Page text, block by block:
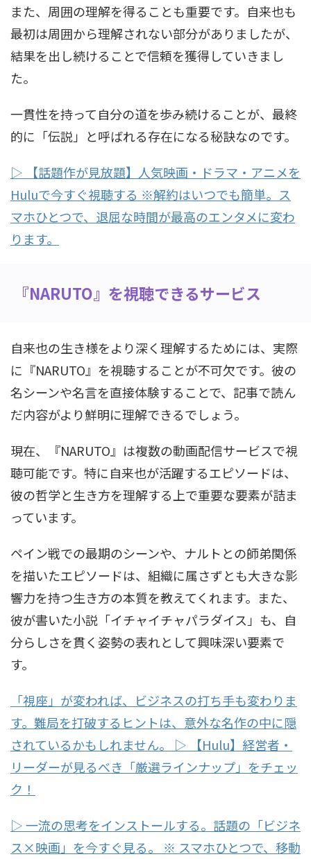
また、周囲の理解を得ることも重要です。自来也も
最初は周囲から理解されない部分がありましたが、
結果を出し続けることで信頼を獲得していきまし
た。
一貫性を持って自分の道を歩み続けることが、最終
的に「伝説」と呼ばれる存在になる秘訣なのです。
▷ 【話題作が見放題】人気映画・ドラマ・アニメを
Huluで今すぐ視聴する ※解約はいつでも簡単。ス
マホひとつで、退屈な時間が最高のエンタメに変わ
ります。
『NARUTO』を視聴できるサービス
自来也の生き様をより深く理解するためには、実際
に『NARUTO』を視聴することが不可欠です。彼の
名シーンや名言を直接体験することで、記事で読ん
だ内容がより鮮明に理解できるでしょう。
現在、『NARUTO』は複数の動画配信サービスで視
聴可能です。特に自来也が活躍するエピソードは、
彼の哲学と生き方を理解する上で重要な要素が詰ま
っています。
ペイン戦での最期のシーンや、ナルトとの師弟関係
を描いたエピソードは、組織に属さずとも大きな影
響力を持つ生き方の本質を教えてくれます。また、
彼が書いた小説「イチャイチャパラダイス」も、自
分らしさを貫く姿勢の表れとして興味深い要素で
す。
「視座」が変われば、ビジネスの打ち手も変わりま
す。難局を打破するヒントは、意外な名作の中に隠
されているかもしれません。 ▷ 【Hulu】経営者・
リーダーが見るべき「厳選ラインナップ」をチェッ
ク！
▷ 一流の思考をインストールする。話題の「ビジネ
ス×映画」を今すぐ見る。 ※ スマホひとつで、移動